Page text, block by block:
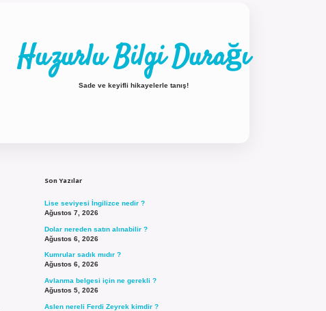
Huzurlu Bilgi Durağı
Sade ve keyifli hikayelerle tanış!
Son Yazılar
Lise seviyesi İngilizce nedir ?
Ağustos 7, 2026
Dolar nereden satın alınabilir ?
Ağustos 6, 2026
Kumrular sadık mıdır ?
Ağustos 6, 2026
Avlanma belgesi için ne gerekli ?
Ağustos 5, 2026
Aslen nereli Ferdi Zeyrek kimdir ?